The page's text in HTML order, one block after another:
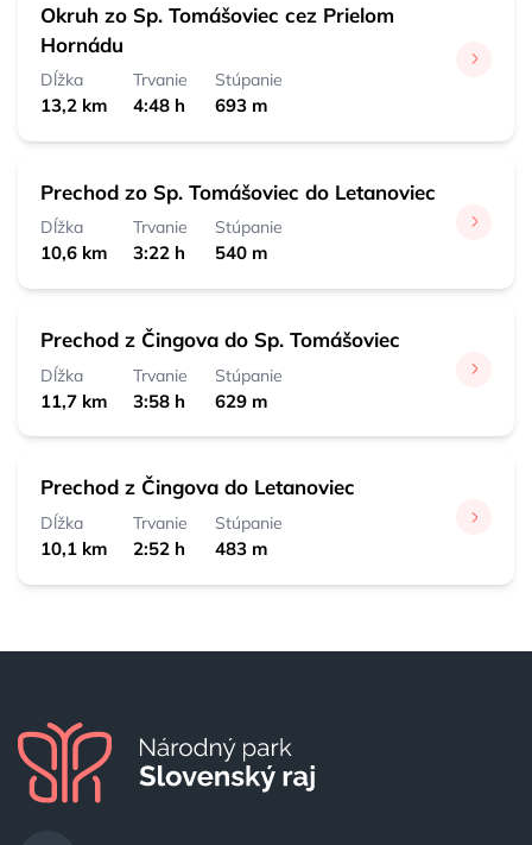
Okruh zo Sp. Tomášoviec cez Prielom
Hornádu
Dĺžka
13,2 km
Trvanie
4:48 h
Stúpanie
693 m
Prechod zo Sp. Tomášoviec do Letanoviec
Dĺžka
10,6 km
Trvanie
3:22 h
Stúpanie
540 m
Prechod z Čingova do Sp. Tomášoviec
Dĺžka
11,7 km
Trvanie
3:58 h
Stúpanie
629 m
Prechod z Čingova do Letanoviec
Dĺžka
10,1 km
Trvanie
2:52 h
Stúpanie
483 m